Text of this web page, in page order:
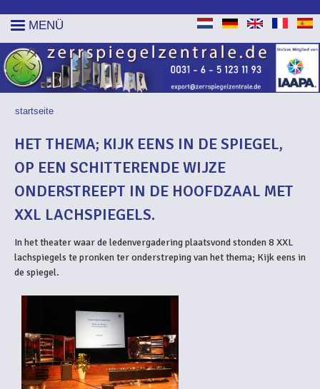
MENÜ
SIE SIND HIER
startseite
HET THEMA; KIJK EENS IN DE SPIEGEL,
OP EEN SCHITTERENDE WIJZE
ONDERSTREEPT IN DE HOOFDZAAL MET
XXL LACHSPIEGELS.
In het theater waar de ledenvergadering plaatsvond stonden 8 XXL
lachspiegels te pronken ter onderstreping van het thema; Kijk eens in
de spiegel.